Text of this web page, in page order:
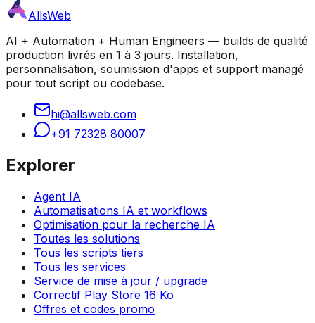
AllsWeb
AI + Automation + Human Engineers — builds de qualité
production livrés en 1 à 3 jours. Installation,
personnalisation, soumission d'apps et support managé
pour tout script ou codebase.
hi@allsweb.com
+91 72328 80007
Explorer
Agent IA
Automatisations IA et workflows
Optimisation pour la recherche IA
Toutes les solutions
Tous les scripts tiers
Tous les services
Service de mise à jour / upgrade
Correctif Play Store 16 Ko
Offres et codes promo